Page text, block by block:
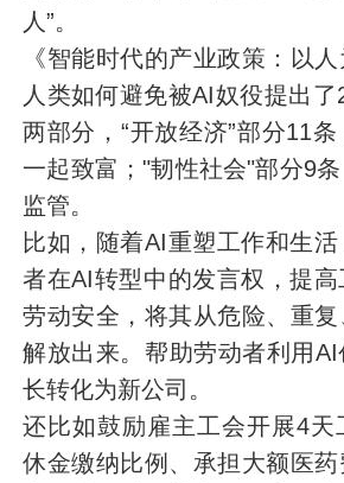
人”。
《智能时代的产业政策：以
人类如何避免被AI奴役提出
两部分，“开放经济”部分11
一起致富；"韧性社会"部分9
监管。
比如，随着AI重塑工作和生
者在AI转型中的发言权，提
劳动安全，将其从危险、重
解放出来。帮助劳动者利用
长转化为新公司。
还比如鼓励雇主工会开展4天
休金缴纳比例、承担大额医